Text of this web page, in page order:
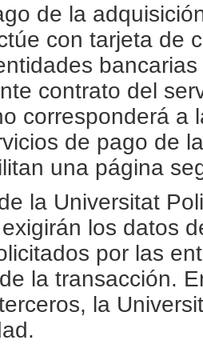
de la
con tarjeta de
contrato del
corresponderá a
de pago de
una página
la Universitat
los datos
por las
la transacción.
la